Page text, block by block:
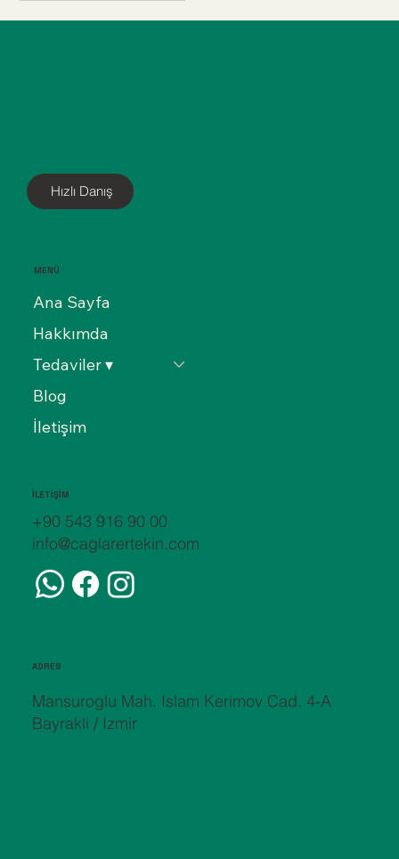
bir araya getirdik.
MENÜ
Ana Sayfa
Hakkımda
Tedaviler ▾
Blog
İletişim
İLETİŞİM
+90 543 916 90 00
info@caglarertekin.com
ADRES
Mansuroglu Mah. Islam Kerimov Cad. 4-A
Bayrakli / Izmir
Hızlı Danış